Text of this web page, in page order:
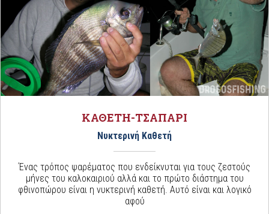
ΚΑΘΕΤΗ-ΤΣΑΠΑΡΙ
Νυκτερινή Καθετή
Ένας τρόπος ψαρέματος που ενδείκνυται για τους ζεστούς
μήνες του καλοκαιριού αλλά και το πρώτο διάστημα του
φθινοπώρου είναι η νυκτερινή καθετή. Αυτό είναι και λογικό
αφού